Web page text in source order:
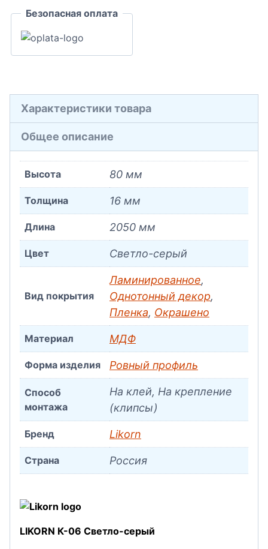
16x80x2050
Безопасная оплата
Характеристики товара
Общее описание
Высота 80 мм
Толщина 16 мм
Длина 2050 мм
Цвет Светло-серый
Вид покрытия
Ламинированное,
Однотонный декор,
Пленка, Окрашено
Материал МДФ
Форма изделия Ровный профиль
Способ
монтажа
На клей, На крепление
(клипсы)
Бренд Likorn
Страна Россия
LIKORN К-06 Светло-серый